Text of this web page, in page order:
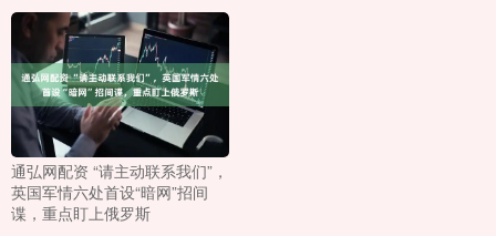
通弘网配资 “请主动联系我们”，
英国军情六处首设“暗网”招间
谍，重点盯上俄罗斯